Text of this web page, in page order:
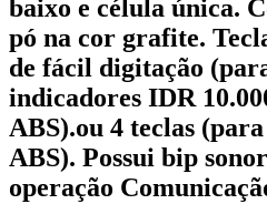
baixo e célula única.
pó na cor grafite.
de fácil digitação
indicadores IDR
ABS).ou 4 teclas
ABS). Possui bip
operação